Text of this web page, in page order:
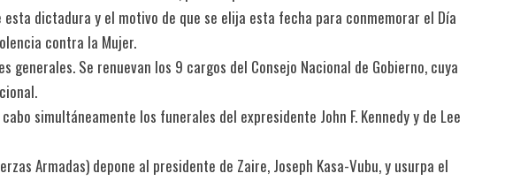
dictadura y el motivo de que se elija esta fecha para conmemorar el Día
contra la Mujer.
generales. Se renuevan los 9 cargos del Consejo Nacional de Gobierno, cuya
simultáneamente los funerales del expresidente John F. Kennedy y de Lee
Armadas) depone al presidente de Zaire, Joseph Kasa-Vubu, y usurpa el